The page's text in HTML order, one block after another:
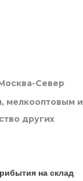
Север
мелкооптовым и
других
на склад